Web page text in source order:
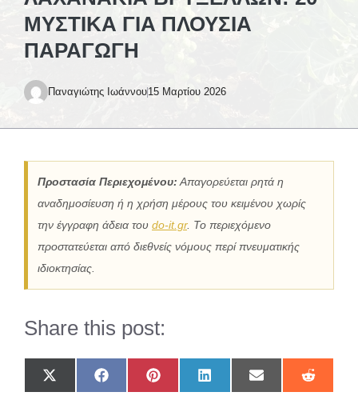
ΜΥΣΤΙΚΆ ΓΙΑ ΠΛΟΎΣΙΑ
ΠΑΡΑΓΩΓΉ
Παναγιώτης Ιωάννου15 Μαρτίου 2026
Προστασία Περιεχομένου: Απαγορεύεται ρητά η
αναδημοσίευση ή η χρήση μέρους του κειμένου χωρίς
την έγγραφη άδεια του do-it.gr. Το περιεχόμενο
προστατεύεται από διεθνείς νόμους περί πνευματικής
ιδιοκτησίας.
Share this post:
Share
on
Share
on
Share
on
Share
on
Share
on
Share
on